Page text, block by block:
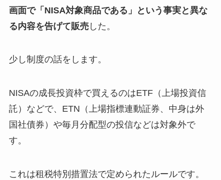
画面で「NISA対象商品である」という事実と異な
る内容を告げて販売した。
少し制度の話をします。
NISAの成長投資枠で買えるのはETF（上場投資信
託）などで、ETN（上場指標連動証券、中身は外
国社債券）や毎月分配型の投信などは対象外で
す。
これは租税特別措置法で定められたルールです。